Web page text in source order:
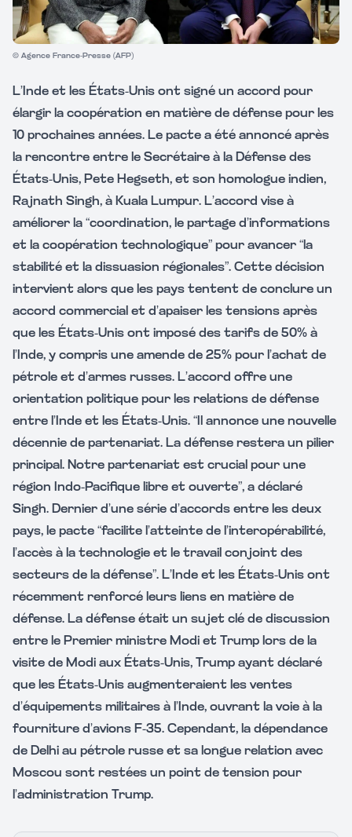
© Agence France-Presse (AFP)
L’Inde et les États-Unis ont signé un accord pour
élargir la coopération en matière de défense pour les
10 prochaines années. Le pacte a été annoncé après
la rencontre entre le Secrétaire à la Défense des
États-Unis, Pete Hegseth, et son homologue indien,
Rajnath Singh, à Kuala Lumpur. L’accord vise à
améliorer la “coordination, le partage d’informations
et la coopération technologique” pour avancer “la
stabilité et la dissuasion régionales”. Cette décision
intervient alors que les pays tentent de conclure un
accord commercial et d’apaiser les tensions après
que les États-Unis ont imposé des tarifs de 50% à
l’Inde, y compris une amende de 25% pour l’achat de
pétrole et d’armes russes. L’accord offre une
orientation politique pour les relations de défense
entre l’Inde et les États-Unis. “Il annonce une nouvelle
décennie de partenariat. La défense restera un pilier
principal. Notre partenariat est crucial pour une
région Indo-Pacifique libre et ouverte”, a déclaré
Singh. Dernier d’une série d’accords entre les deux
pays, le pacte “facilite l’atteinte de l’interopérabilité,
l’accès à la technologie et le travail conjoint des
secteurs de la défense”. L’Inde et les États-Unis ont
récemment renforcé leurs liens en matière de
défense. La défense était un sujet clé de discussion
entre le Premier ministre Modi et Trump lors de la
visite de Modi aux États-Unis, Trump ayant déclaré
que les États-Unis augmenteraient les ventes
d’équipements militaires à l’Inde, ouvrant la voie à la
fourniture d’avions F-35. Cependant, la dépendance
de Delhi au pétrole russe et sa longue relation avec
Moscou sont restées un point de tension pour
l’administration Trump.